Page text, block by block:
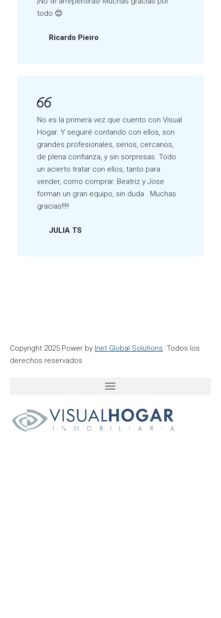
todo 😊
Ricardo Pieiro
No es la primera vez que cuento con Visual
Hogar. Y seguiré contando con ellos, son
grandes profesionales, serios, cercanos,
de plena confianza, y sin sorpresas. Todo
un acierto tratar con ellos, tanto para
vender, como comprar. Beatriz y Jose
forman un gran equipo, sin duda . Muchas
gracias!!!!!
JULIA TS
Copyright 2025 Power by Inet Global Solutions . Todos los
derechos reservados